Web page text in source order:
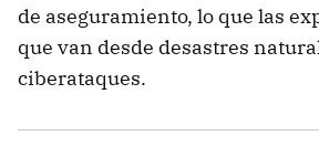
de aseguramiento, lo que las
que van desde desastres
ciberataques.